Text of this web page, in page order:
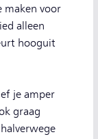
maken voor
alleen
hooguit
je amper
graag